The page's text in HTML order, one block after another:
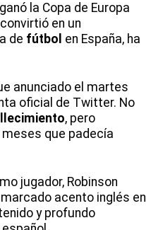
la Copa de Europa
en un
de fútbol en España, ha
anunciado el martes
oficial de Twitter. No
, pero
meses que padecía
jugador, Robinson
acento inglés en
y profundo